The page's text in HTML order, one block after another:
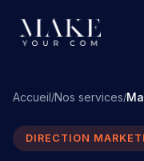
Accueil/Nos services/
DIRECTION